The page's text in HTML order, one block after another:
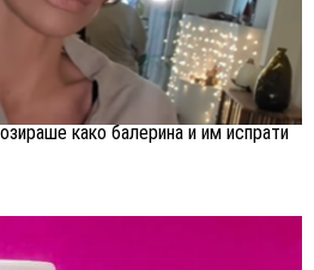
како балерина и им испрати